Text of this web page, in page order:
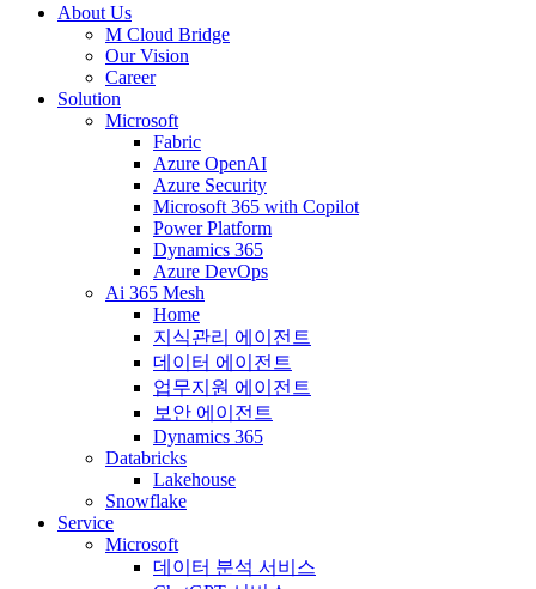
About Us
M Cloud Bridge
Our Vision
Career
Solution
Microsoft
Fabric
Azure OpenAI
Azure Security
Microsoft 365 with Copilot
Power Platform
Dynamics 365
Azure DevOps
Ai 365 Mesh
Home
지식관리 에이전트
데이터 에이전트
업무지원 에이전트
보안 에이전트
Dynamics 365
Databricks
Lakehouse
Snowflake
Service
Microsoft
데이터 분석 서비스